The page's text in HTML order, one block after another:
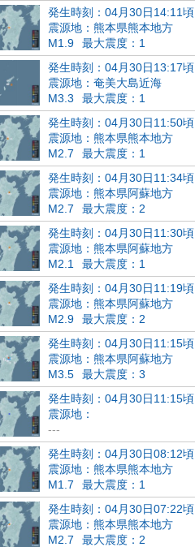
発生時刻：04月30日14:11頃
震源地：熊本県熊本地方
M1.9
最大震度：1
発生時刻：04月30日13:17頃
震源地：奄美大島近海
M3.3
最大震度：1
発生時刻：04月30日11:50頃
震源地：熊本県熊本地方
M2.7
最大震度：1
発生時刻：04月30日11:34頃
震源地：熊本県阿蘇地方
M2.7
最大震度：2
発生時刻：04月30日11:30頃
震源地：熊本県阿蘇地方
M2.1
最大震度：1
発生時刻：04月30日11:19頃
震源地：熊本県阿蘇地方
M2.9
最大震度：2
発生時刻：04月30日11:15頃
震源地：熊本県阿蘇地方
M3.5
最大震度：3
発生時刻：04月30日11:15頃
震源地：
---
発生時刻：04月30日08:12頃
震源地：熊本県熊本地方
M1.7
最大震度：1
発生時刻：04月30日07:22頃
震源地：熊本県熊本地方
M2.7
最大震度：2